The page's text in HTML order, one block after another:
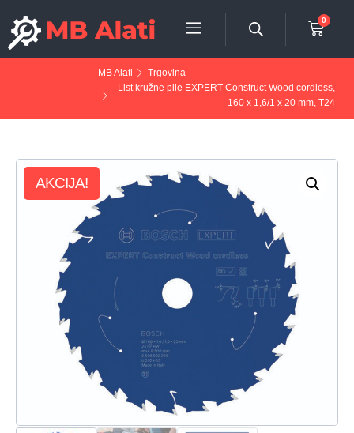
0
MB Alati
Trgovina
List kružne pile EXPERT Construct Wood cordless,
160 x 1,6/1 x 20 mm, T24
AKCIJA!